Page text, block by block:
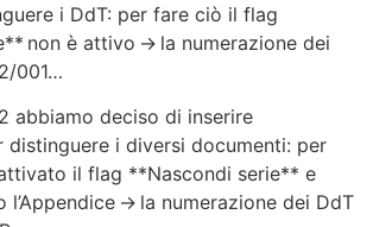
i DdT: per fare ciò il flag
non è attivo → la numerazione dei
001…
abbiamo deciso di inserire
distinguere i diversi documenti: per
il flag **Nascondi serie** e
→ la numerazione dei DdT